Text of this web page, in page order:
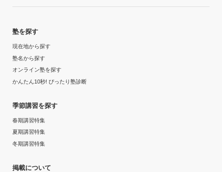
できたから。
志望校と合格状況
---
能性がございますので、詳しくは塾にお問い合わせください。
通年
通塾頻度
---
1日あたりの授業時間
塾を探す
現在地から探す
塾名から探す
オンライン塾を探す
かんたん10秒! ぴったり塾診断
季節講習を探す
春期講習特集
夏期講習特集
冬期講習特集
掲載について